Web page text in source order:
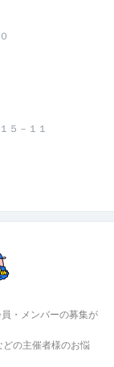
５－１１
・メンバーの募集が
の主催者様のお悩